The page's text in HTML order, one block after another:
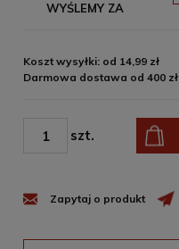
WYŚLEMY ZA
Koszt wysyłki: od 14,99 zł
Darmowa dostawa od 400 zł
szt.
Zapytaj o produkt